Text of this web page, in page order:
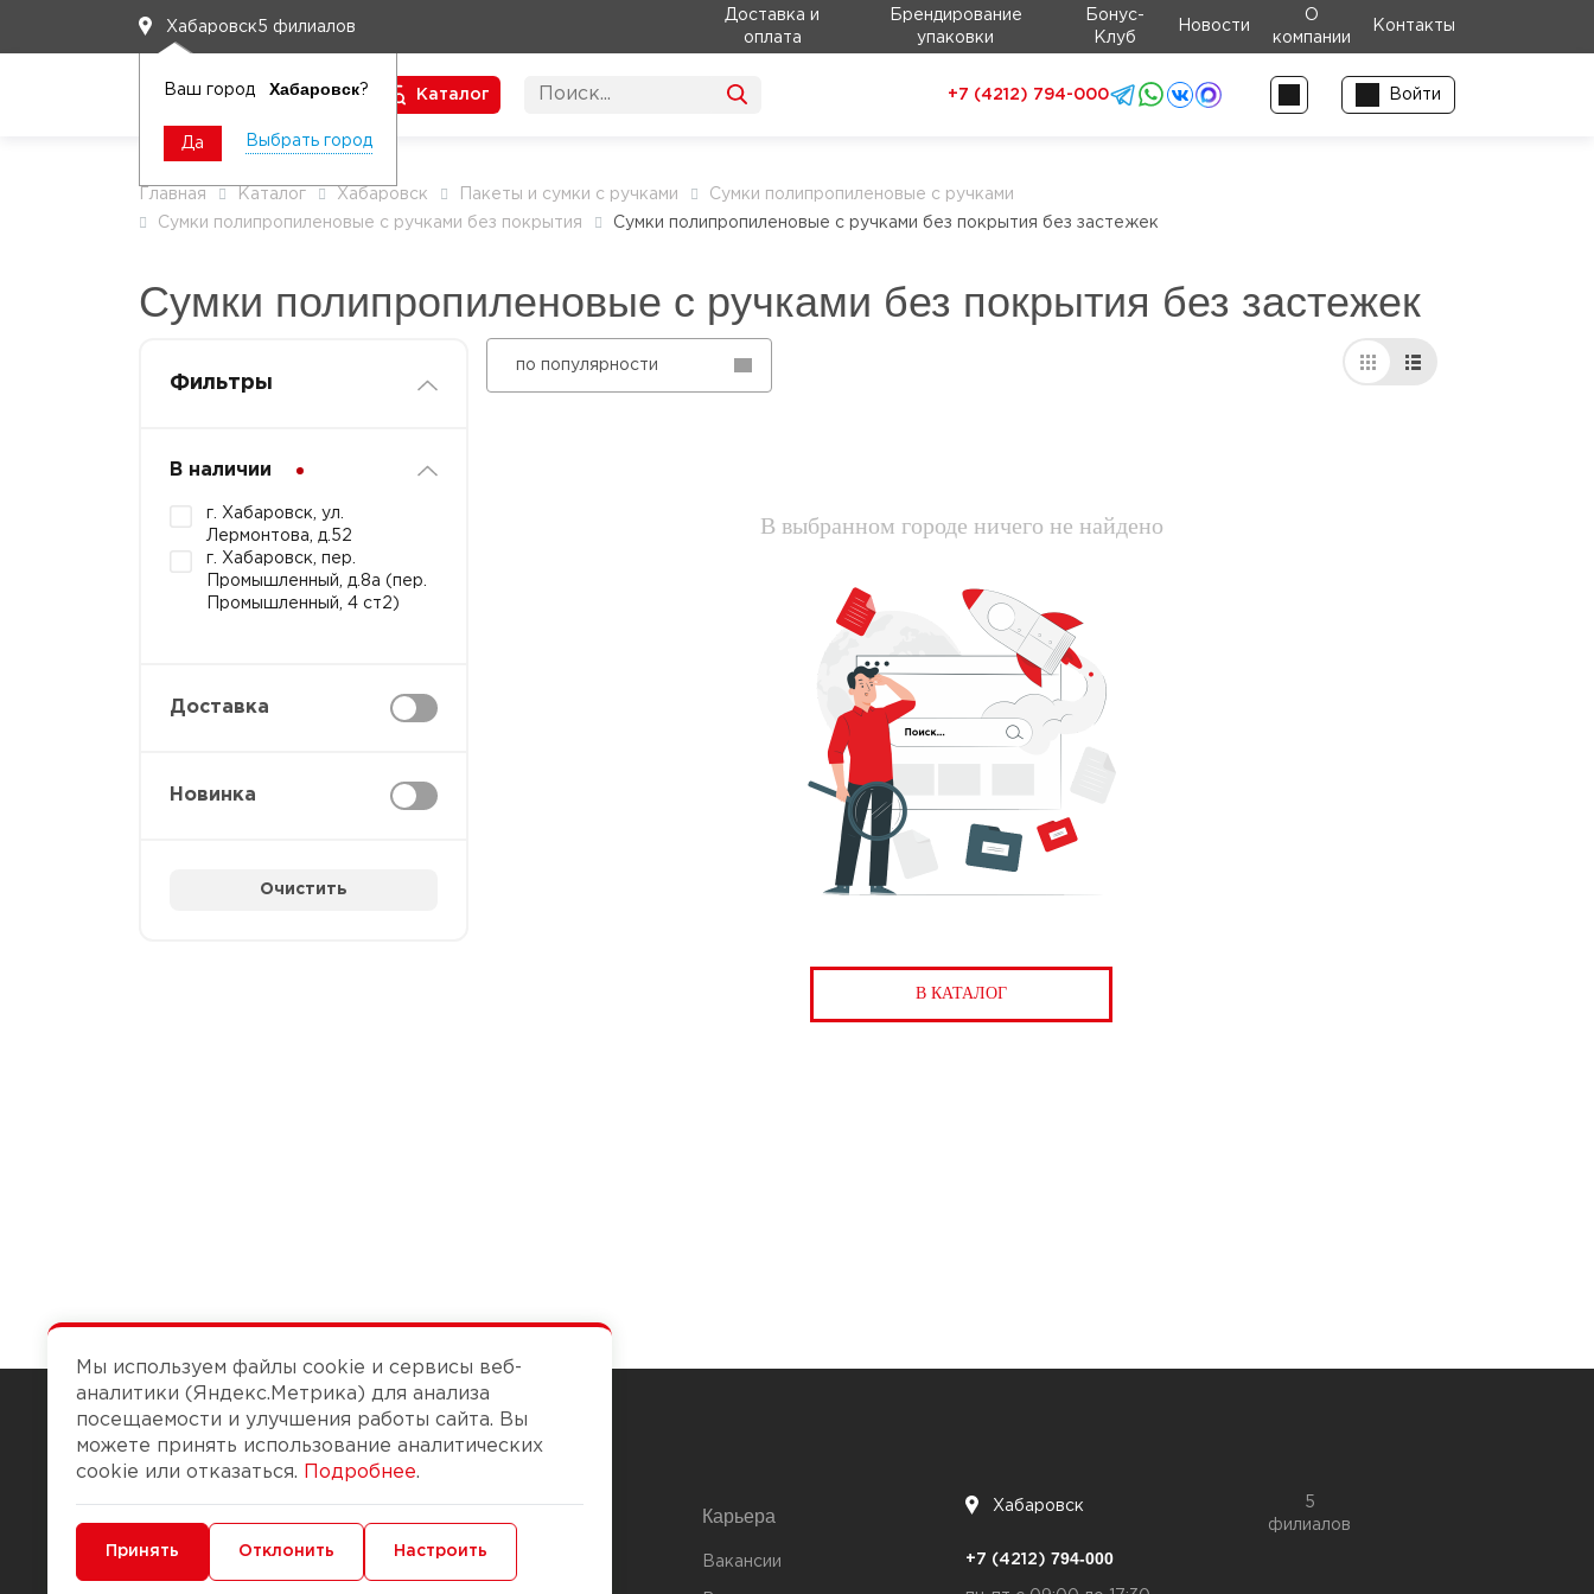
Хабаровск5 филиалов
Ваш город Хабаровск?
Да Выбрать город
Доставка и
оплата
Брендирование
упаковки
Бонус-
Клуб
Новости
О
компании
Контакты
Каталог +7 (4212) 794-000 Войти
Главная Каталог Хабаровск Пакеты и сумки с ручками
Сумки полипропиленовые с ручками
Сумки полипропиленовые с ручками без покрытия
Сумки полипропиленовые с ручками без покрытия без застежек
Сумки полипропиленовые с ручками без покрытия без застежек
Фильтры
В наличии
г. Хабаровск, ул.
Лермонтова, д.52
г. Хабаровск, пер.
Промышленный, д.8а (пер.
Промышленный, 4 ст2)
Доставка
Новинка
Очистить
по популярности
В выбранном городе ничего не найдено
В КАТАЛОГ
Чтобы вам легко работалось
Доставка и оплата
Карьера
Вакансии
Хабаровск
5
филиалов
+7 (4212) 794-000
Мы используем файлы cookie и сервисы веб-
аналитики (Яндекс.Метрика) для анализа
посещаемости и улучшения работы сайта. Вы
можете принять использование аналитических
cookie или отказаться.
Подробнее.
Минимальные Функциональные/Аналитические
Принять Отклонить Настроить